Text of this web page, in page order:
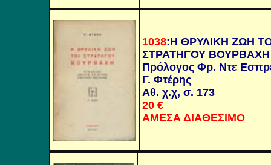
1038:Η ΘΡΥΛΙΚΗ ΖΩΗ
ΣΤΡΑΤΗΓΟΥ ΒΟΥΡΒΑΧΗ
Πρόλογος Φρ. Ντε
Γ. Φτέρης
Αθ. χ.χ, σ. 173
20€
ΑΜΕΣΑ ΔΙΑΘΕΣΙΜΟ